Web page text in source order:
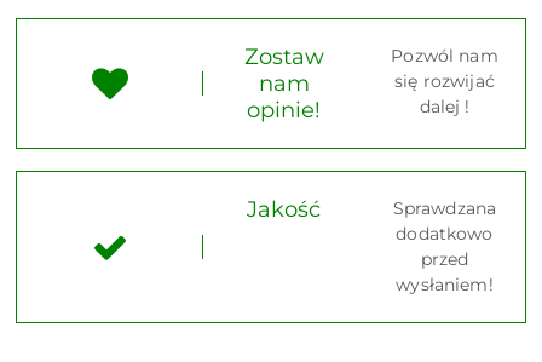
Zostaw
nam
opinie!
Pozwól nam
się rozwijać
dalej !
Jakość
Sprawdzana
dodatkowo
przed
wysłaniem!